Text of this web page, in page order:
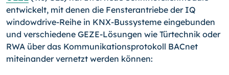
entwickelt, mit denen die Fens­terantriebe der IQ
windowdrive-Reihe in KNX-Bussysteme eingebunden
und verschie­dene GEZE-Lösungen wie Türtechnik oder
RWA über das Kommunikationsprotokoll BACnet
miteinander vernetzt werden können: